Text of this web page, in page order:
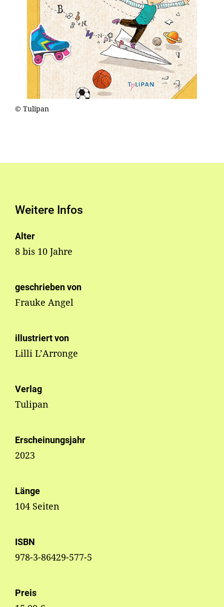
© Tulipan
Weitere Infos
Alter
8 bis 10 Jahre
geschrieben von
Frauke Angel
illustriert von
Lilli L’Arronge
Verlag
Tulipan
Erscheinungsjahr
2023
Länge
104 Seiten
ISBN
978-3-86429-577-5
Preis